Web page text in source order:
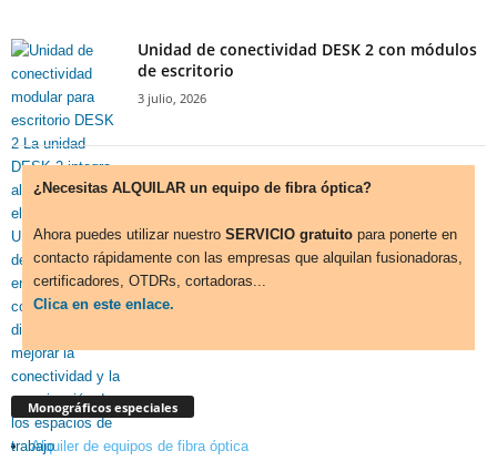
Unidad de conectividad DESK 2 con módulos
de escritorio
3 julio, 2026
¿Necesitas ALQUILAR un equipo de fibra óptica?
Ahora puedes utilizar nuestro SERVICIO gratuito para ponerte en
contacto rápidamente con las empresas que alquilan fusionadoras,
certificadores, OTDRs, cortadoras...
Clica en este enlace.
Monográficos especiales
Alquiler de equipos de fibra óptica